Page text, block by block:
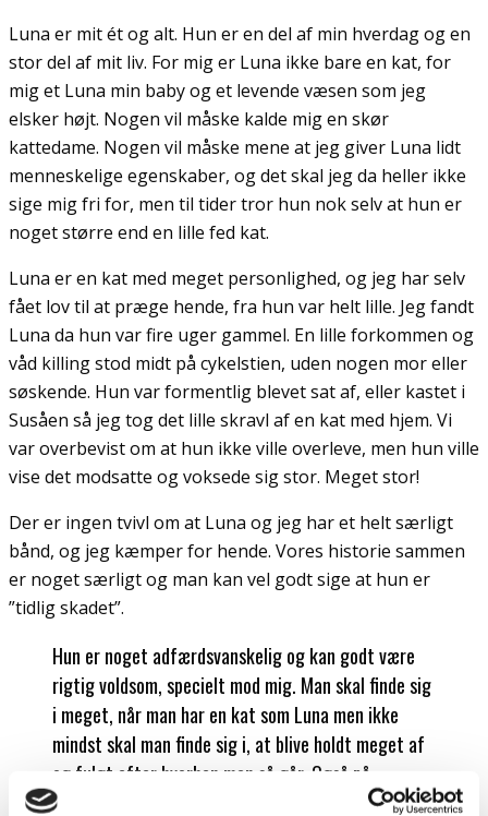
Luna er mit ét og alt. Hun er en del af min hverdag og en
stor del af mit liv. For mig er Luna ikke bare en kat, for
mig et Luna min baby og et levende væsen som jeg
elsker højt. Nogen vil måske kalde mig en skør
kattedame. Nogen vil måske mene at jeg giver Luna lidt
menneskelige egenskaber, og det skal jeg da heller ikke
sige mig fri for, men til tider tror hun nok selv at hun er
noget større end en lille fed kat.
Luna er en kat med meget personlighed, og jeg har selv
fået lov til at præge hende, fra hun var helt lille. Jeg fandt
Luna da hun var fire uger gammel. En lille forkommen og
våd killing stod midt på cykelstien, uden nogen mor eller
søskende. Hun var formentlig blevet sat af, eller kastet i
Susåen så jeg tog det lille skravl af en kat med hjem. Vi
var overbevist om at hun ikke ville overleve, men hun ville
vise det modsatte og voksede sig stor. Meget stor!
Der er ingen tvivl om at Luna og jeg har et helt særligt
bånd, og jeg kæmper for hende. Vores historie sammen
er noget særligt og man kan vel godt sige at hun er
”tidlig skadet”.
Hun er noget adfærdsvanskelig og kan godt være
rigtig voldsom, specielt mod mig. Man skal finde sig
i meget, når man har en kat som Luna men ikke
mindst skal man finde sig i, at blive holdt meget af
og fulgt efter hvorhen man så går. Også på
toilettet!